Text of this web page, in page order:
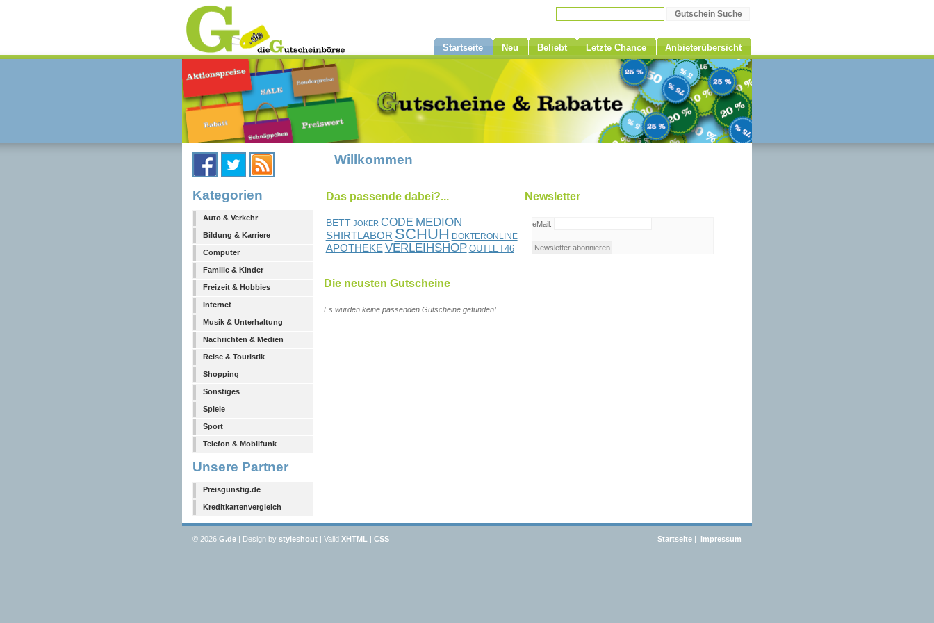
Startseite Neu Beliebt Letzte Chance Anbieterübersicht
Kategorien
Auto & Verkehr
Bildung & Karriere
Computer
Familie & Kinder
Freizeit & Hobbies
Internet
Musik & Unterhaltung
Nachrichten & Medien
Reise & Touristik
Shopping
Sonstiges
Spiele
Sport
Telefon & Mobilfunk
Unsere Partner
Preisgünstig.de
Kreditkartenvergleich
Willkommen
Das passende dabei?...
BETT JOKER CODE MEDION
SHIRTLABOR SCHUH DOKTERONLINE
APOTHEKE VERLEIHSHOP OUTLET46
Newsletter
eMail:
Die neusten Gutscheine
Es wurden keine passenden Gutscheine gefunden!
© 2026 G.de | Design by styleshout | Valid XHTML | CSS Startseite | Impressum